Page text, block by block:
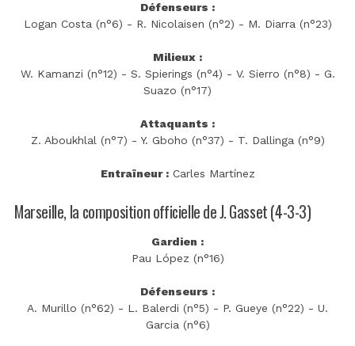
Défenseurs :
Logan Costa (n°6) - R. Nicolaisen (n°2) - M. Diarra (n°23)
Milieux :
W. Kamanzi (n°12) - S. Spierings (n°4) - V. Sierro (n°8) - G.
Suazo (n°17)
Attaquants :
Z. Aboukhlal (n°7) - Y. Gboho (n°37) - T. Dallinga (n°9)
Entraîneur :Carles Martínez
Marseille, la composition officielle de J. Gasset (4-3-3)
Gardien :
Pau López (n°16)
Défenseurs :
A. Murillo (n°62) - L. Balerdi (n°5) - P. Gueye (n°22) - U.
Garcia (n°6)